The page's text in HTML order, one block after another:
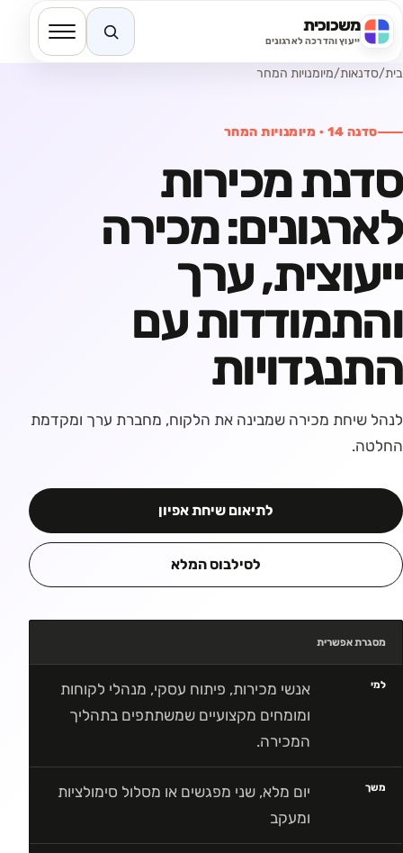
משכוכית
ייעוץ והדרכה לארגוניםחיפוש באתר
בית/סדנאות/מיומנויות המחר
סדנה 14
· מיומנויות המחר
סדנת מכירות
לארגונים: מכירה
ייעוצית, ערך
והתמודדות עם
התנגדויות
לנהל שיחת מכירה שמבינה את הלקוח, מחברת ערך ומקדמת
החלטה.
לתיאום שיחת אפיון
לסילבוס המלא
מסגרת אפשרית
למי
אנשי מכירות, פיתוח עסקי, מנהלי לקוחות
ומומחים מקצועיים שמשתתפים בתהליך
המכירה.
משך
יום מלא, שני מפגשים או מסלול סימולציות
ומעקב